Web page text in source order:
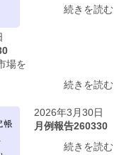
続きを読む
場を
続きを読む
2026年3月30日
月例報告260330
続きを読む